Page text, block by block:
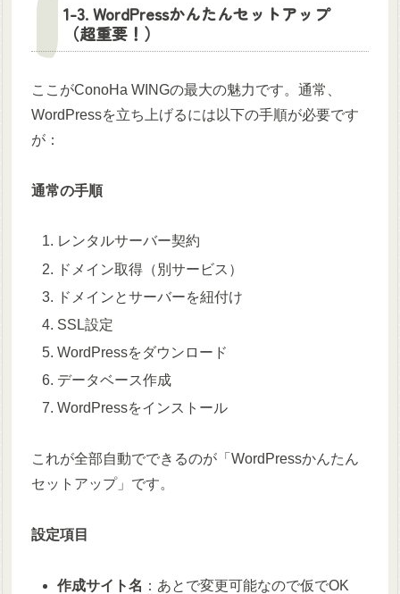
1-3. WordPressかんたんセットアップ
（超重要！）
ここがConoHa WINGの最大の魅力です。通常、
WordPressを立ち上げるには以下の手順が必要です
が：
通常の手順
レンタルサーバー契約
ドメイン取得（別サービス）
ドメインとサーバーを紐付け
SSL設定
WordPressをダウンロード
データベース作成
WordPressをインストール
これが全部自動でできるのが「WordPressかんたん
セットアップ」です。
設定項目
作成サイト名 ：あとで変更可能なので仮でOK